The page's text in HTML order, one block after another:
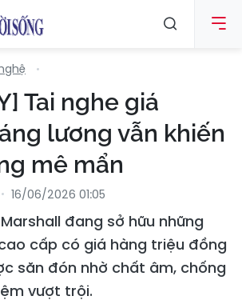
Tai nghe giá
lương vẫn khiến
mê mẩn
16/06/2026 01:05
đang sở hữu những
cấp có giá hàng triệu đồng
săn đón nhờ chất âm, chống
vượt trội.